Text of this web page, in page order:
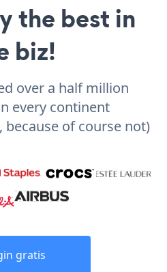
the best in
biz!
over a half million
every continent
because of course not)
gratis